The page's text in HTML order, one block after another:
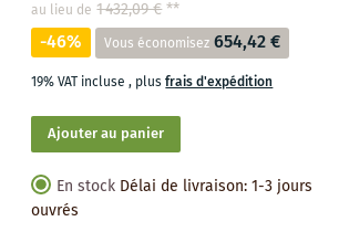
au lieu de 1 432,09 €**
-46% Vous économisez 654,42 €
19% VAT incluse, plusfrais d'expédition
Ajouter au panier
En stock Délai de livraison: 1-3 jours
ouvrés